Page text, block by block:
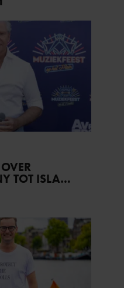
en analyse. Deze
combineren met andere
of die ze hebben
van hun services. U
als u onze website blijft
TOT ISLAM: